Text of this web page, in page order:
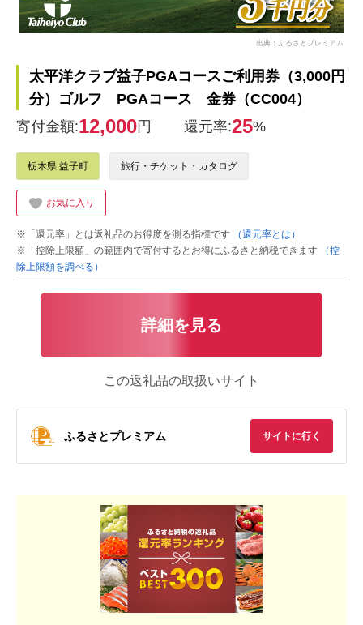
出典：ふるさとプレミアム
太平洋クラブ益子PGAコースご利用券（3,000円
分）ゴルフ PGAコース 金券（CC004）
寄付金額:12,000円 還元率:25%
栃木県 益子町 旅行・チケット・カタログ
お気に入り
※「還元率」とは返礼品のお得度を測る指標です
（還元率とは）
※「控除上限額」の範囲内で寄付するとお得にふるさと納税できます
（控
除上限額を調べる）
詳細を見る
この返礼品の取扱いサイト
ふるさとプレミアム サイトに行く